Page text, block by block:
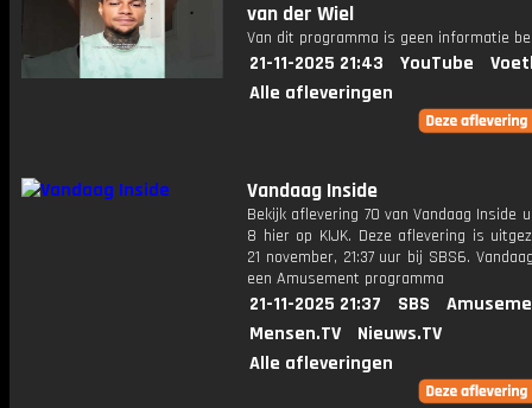
van der Wiel
Van dit programma is geen informatie
21-11-2025 21:43 YouTube
Alle afleveringen
Vandaag Inside
Bekijk aflevering 70 van Vandaag Inside
8 hier op KIJK. Deze aflevering is
21 november, 21:37 uur bij SBS6.
een Amusement programma
21-11-2025 21:37 SBS
Mensen.TV
Nieuws.TV
Alle afleveringen